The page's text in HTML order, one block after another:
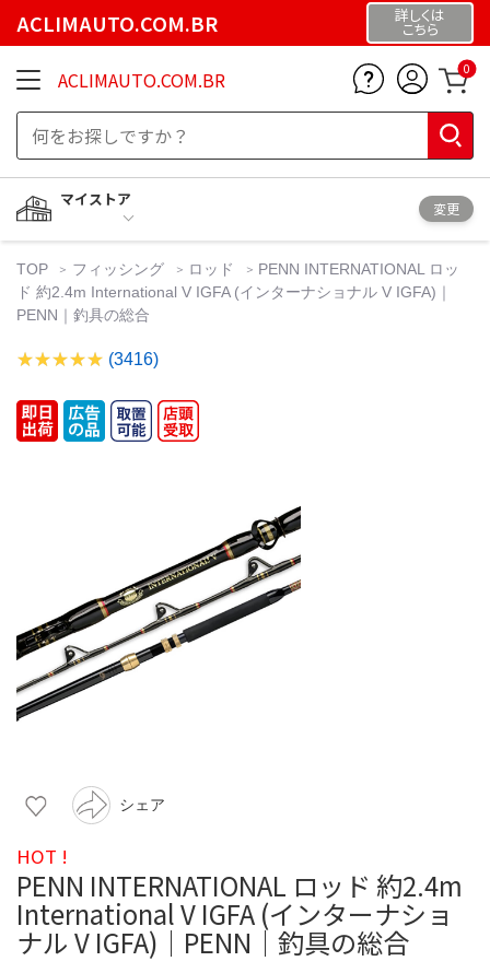
ACLIMAUTO.COM.BR 詳しくは
こちら
ACLIMAUTO.COM.BR 0
マイストア
変更
TOP フィッシング ロッド
PENN INTERNATIONAL ロッ
ド 約2.4m International V IGFA (インターナショナル V IGFA)｜
PENN｜釣具の総合
(3416)
シェア
HOT !
PENN INTERNATIONAL ロッド 約2.4m
International V IGFA (インターナショ
ナル V IGFA)｜PENN｜釣具の総合